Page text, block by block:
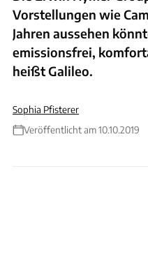
Vorstellungen wie
Jahren aussehen
emissionsfrei,
heißt Galileo.
Sophia Pfisterer
Veröffentlicht am 10.10.2019
Foto: